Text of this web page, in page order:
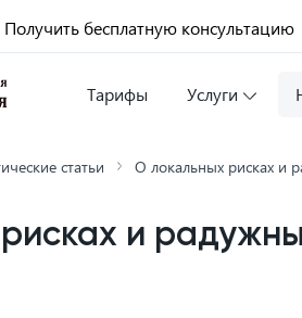
Получить бесплатную консультацию
Тарифы Услуги
статьи О локальных рисках и
и